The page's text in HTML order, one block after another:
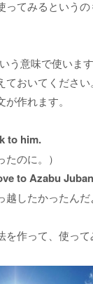
ってみるという
う意味で使いま
ておいてくださ
作れます。
to him.
たのに。）
to Azabu
越したかったんだ
作って、使って